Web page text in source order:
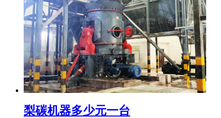
梨碳机器多少元一台